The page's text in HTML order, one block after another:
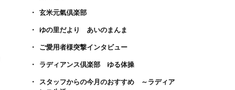
玄米元氣倶楽部
ゆの里だより あいのまんま
ご愛用者様突撃インタビュー
ラディアンス倶楽部 ゆる体操
スタッフからの今月のおすすめ ～ラディア